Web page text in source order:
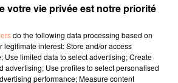
TEDDY SWIMS VITAA
votre vie privée est notre priorité
do the following data processing based on
legitimate interest: Store and/or access
Use limited data to select advertising; Create
advertising; Use profiles to select personalised
performance; Measure content